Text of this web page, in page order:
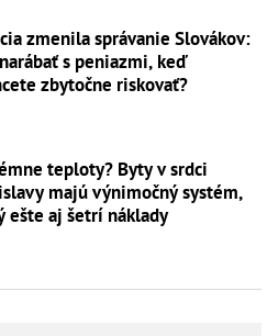
zmenila správanie Slovákov:
s peniazmi, keď
zbytočne riskovať?
teploty? Byty v srdci
majú výnimočný systém,
ešte aj šetrí náklady